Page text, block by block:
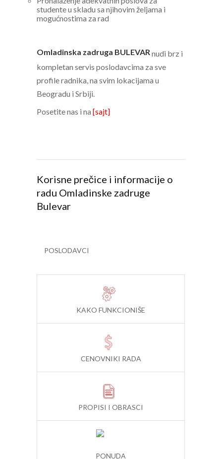
studente u skladu sa njihovim željama i
mogućnostima za rad
Omladinska zadruga BULEVARnudi brz i
kompletan servis poslodavcima za sve
profile radnika, na svim lokacijama u
Beogradu i Srbiji.
Posetite nas i na [sajt]
Korisne prečice i informacije o
radu Omladinske zadruge
Bulevar
POSLODAVCI
KAKO FUNKCIONIŠE
CENOVNIKI RADA
PROPISI I OBRASCI
PONUDA